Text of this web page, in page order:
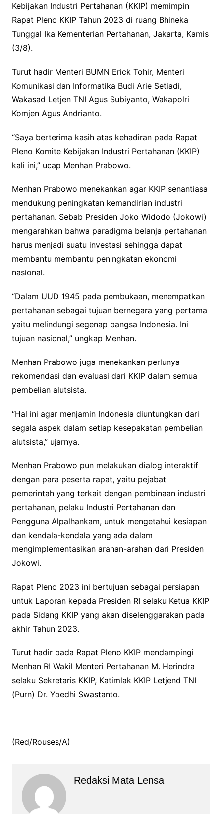
b
o
o
k
t
e
r
s
A
p
Kebijakan Industri Pertahanan (KKIP) memimpin
Rapat Pleno KKIP Tahun 2023 di ruang Bhineka
Tunggal Ika Kementerian Pertahanan, Jakarta, Kamis
(3/8).
Turut hadir Menteri BUMN Erick Tohir, Menteri
Komunikasi dan Informatika Budi Arie Setiadi,
Wakasad Letjen TNI Agus Subiyanto, Wakapolri
Komjen Agus Andrianto.
“Saya berterima kasih atas kehadiran pada Rapat
Pleno Komite Kebijakan Industri Pertahanan (KKIP)
kali ini,” ucap Menhan Prabowo.
Menhan Prabowo menekankan agar KKIP senantiasa
mendukung peningkatan kemandirian industri
pertahanan. Sebab Presiden Joko Widodo (Jokowi)
mengarahkan bahwa paradigma belanja pertahanan
harus menjadi suatu investasi sehingga dapat
membantu membantu peningkatan ekonomi
nasional.
“Dalam UUD 1945 pada pembukaan, menempatkan
pertahanan sebagai tujuan bernegara yang pertama
yaitu melindungi segenap bangsa Indonesia. Ini
tujuan nasional,” ungkap Menhan.
Menhan Prabowo juga menekankan perlunya
rekomendasi dan evaluasi dari KKIP dalam semua
pembelian alutsista.
“Hal ini agar menjamin Indonesia diuntungkan dari
segala aspek dalam setiap kesepakatan pembelian
alutsista,” ujarnya.
Menhan Prabowo pun melakukan dialog interaktif
dengan para peserta rapat, yaitu pejabat
pemerintah yang terkait dengan pembinaan industri
pertahanan, pelaku Industri Pertahanan dan
Pengguna Alpalhankam, untuk mengetahui kesiapan
dan kendala-kendala yang ada dalam
mengimplementasikan arahan-arahan dari Presiden
Jokowi.
Rapat Pleno 2023 ini bertujuan sebagai persiapan
untuk Laporan kepada Presiden RI selaku Ketua KKIP
pada Sidang KKIP yang akan diselenggarakan pada
akhir Tahun 2023.
Turut hadir pada Rapat Pleno KKIP mendampingi
Menhan RI Wakil Menteri Pertahanan M. Herindra
selaku Sekretaris KKIP, Katimlak KKIP Letjend TNI
(Purn) Dr. Yoedhi Swastanto.
(Red/Rouses/A)
Redaksi Mata Lensa